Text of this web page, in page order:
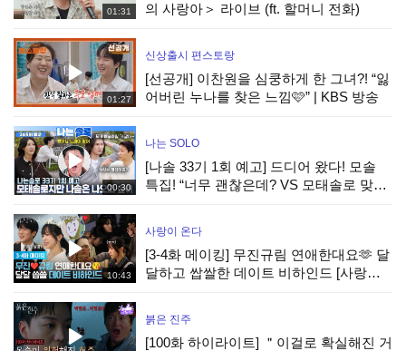
01:31
의 사랑아＞ 라이브 (ft. 할머니 전화)
01:27
신상출시 편스토랑
[선공개] 이찬원을 심쿵하게 한 그녀?! “잃
어버린 누나를 찾은 느낌🩷” | KBS 방송
00:30
나는 SOLO
[나솔 33기 1회 예고] 드디어 왔다! 모솔
특집! “너무 괜찮은데? VS 모태솔로 맞네”
10:43
사랑이 온다
[3-4화 메이킹] 무진규림 연애한대요🫶 달
달하고 쌉쌀한 데이트 비하인드 [사랑이
붉은 진주
[100화 하이라이트] ＂이걸로 확실해진 거